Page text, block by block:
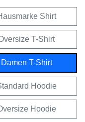
Shirt
T-Shirt
Damen T-Shirt
Hoodie
Hoodie